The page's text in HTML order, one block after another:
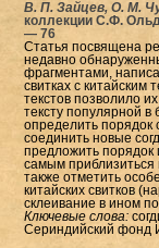
В. П. Зайцев, О. М.
коллекции С.Ф.
— 76
Статья посвящена
недавно
фрагментами,
свитках с китайским
текстов позволило
тексту популярной в
определить порядок
соединить новые
предложить порядок
самым приблизиться
также отметить
китайских свитков
склеивание в ином
Ключевые слова:
Сериндийский фонд